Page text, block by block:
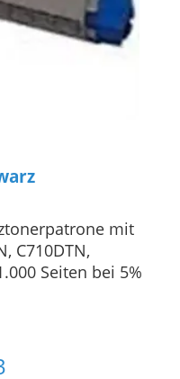
mit
C710DTN,
Seiten bei 5%